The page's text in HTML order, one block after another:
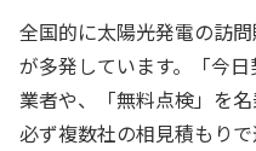
全国的に太陽光発電の訪
が多発しています。「今
業者や、「無料点検」を
必ず複数社の相見積もり